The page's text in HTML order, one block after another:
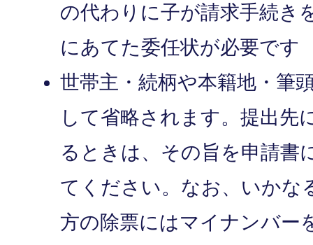
の代わりに子が請求手続き
にあてた委任状が必要です
世帯主・続柄や本籍地・筆
して省略されます。提出先
るときは、その旨を申請書
てください。なお、いかな
方の除票にはマイナンバー